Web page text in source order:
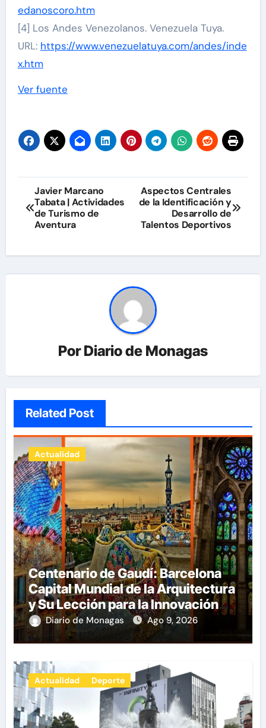
edanoscoro.htm
[4] Los Andes Venezolanos. Venezuela Tuya.
URL: https://www.venezuelatuya.com/andes/inde
x.htm
Navegación
entradas
Ver fuente
Navegación
de
Javier Marcano
Tabata | Actividades
de Turismo de
Aventura
Aspectos Centrales
de la Identificación y
Desarrollo de
Talentos Deportivos
PorDiario de Monagas
Related Post
Actualidad
Centenario de Gaudí: Barcelona
Capital Mundial de la Arquitectura
y Su Lección para la Innovación
por Carlos Julio Heydra Castillo
Diario de Monagas Ago 9, 2026
Actualidad Deporte